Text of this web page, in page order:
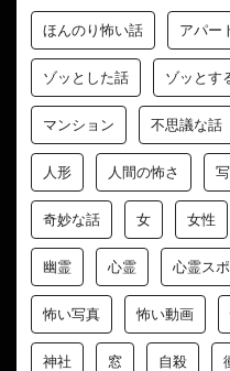
ほんのり怖い話 アパー
ゾッとした話 ゾッとす
マンション 不思議な話
人形 人間の怖さ
奇妙な話 女 女性
幽霊 心霊 心霊ス
怖い写真 怖い動画
神社 窓 自殺